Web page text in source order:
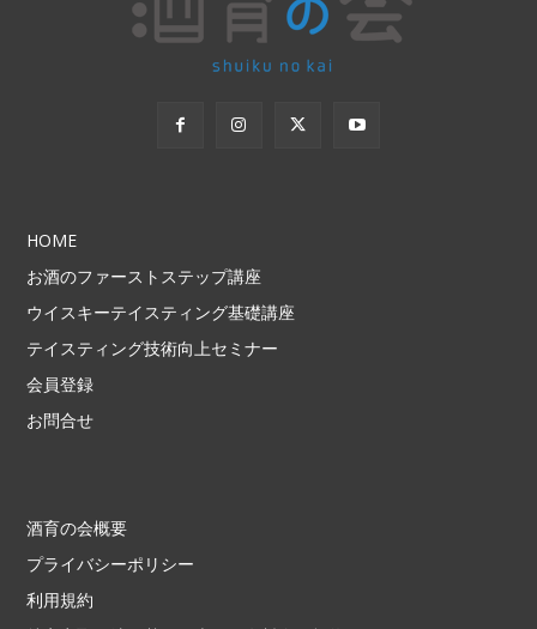
HOME
お酒のファーストステップ講座
ウイスキーテイスティング基礎講座
テイスティング技術向上セミナー
会員登録
お問合せ
酒育の会概要
プライバシーポリシー
利用規約